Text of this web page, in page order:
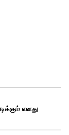
எனது